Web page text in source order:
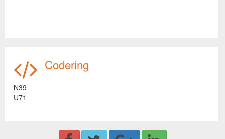
Codering
N39
U71